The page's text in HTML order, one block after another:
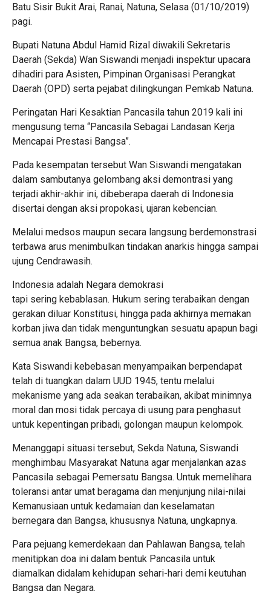
Batu Sisir Bukit Arai, Ranai, Natuna, Selasa (01/10/2019)
pagi.
Bupati Natuna Abdul Hamid Rizal diwakili Sekretaris
Daerah (Sekda) Wan Siswandi menjadi inspektur upacara
dihadiri para Asisten, Pimpinan Organisasi Perangkat
Daerah (OPD) serta pejabat dilingkungan Pemkab Natuna.
Peringatan Hari Kesaktian Pancasila tahun 2019 kali ini
mengusung tema “Pancasila Sebagai Landasan Kerja
Mencapai Prestasi Bangsa”.
Pada kesempatan tersebut Wan Siswandi mengatakan
dalam sambutanya gelombang aksi demontrasi yang
terjadi akhir-akhir ini, dibeberapa daerah di Indonesia
disertai dengan aksi propokasi, ujaran kebencian.
Melalui medsos maupun secara langsung berdemonstrasi
terbawa arus menimbulkan tindakan anarkis hingga sampai
ujung Cendrawasih.
Indonesia adalah Negara demokrasi
tapi sering kebablasan. Hukum sering terabaikan dengan
gerakan diluar Konstitusi, hingga pada akhirnya memakan
korban jiwa dan tidak menguntungkan sesuatu apapun bagi
semua anak Bangsa, bebernya.
Kata Siswandi kebebasan menyampaikan berpendapat
telah di tuangkan dalam UUD 1945, tentu melalui
mekanisme yang ada seakan terabaikan, akibat minimnya
moral dan mosi tidak percaya di usung para penghasut
untuk kepentingan pribadi, golongan maupun kelompok.
Menanggapi situasi tersebut, Sekda Natuna, Siswandi
menghimbau Masyarakat Natuna agar menjalankan azas
Pancasila sebagai Pemersatu Bangsa. Untuk memelihara
toleransi antar umat beragama dan menjunjung nilai-nilai
Kemanusiaan untuk kedamaian dan keselamatan
bernegara dan Bangsa, khususnya Natuna, ungkapnya.
Para pejuang kemerdekaan dan Pahlawan Bangsa, telah
menitipkan doa ini dalam bentuk Pancasila untuk
diamalkan didalam kehidupan sehari-hari demi keutuhan
Bangsa dan Negara.